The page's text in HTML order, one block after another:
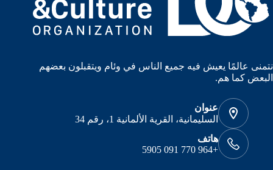
نتمنى عالمًا يعيش فيه جميع الناس في وئام ويتقبلون بعضهم
البعض كما هم.
عنوان
السليمانية، القرية الألمانية 1، رقم 34
هاتف
+964 770 091 5905